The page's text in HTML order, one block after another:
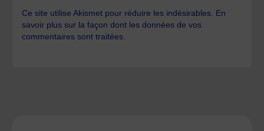
Ce site utilise Akismet pour réduire les indésirables. En
savoir plus sur la façon dont les données de vos
commentaires sont traitées.